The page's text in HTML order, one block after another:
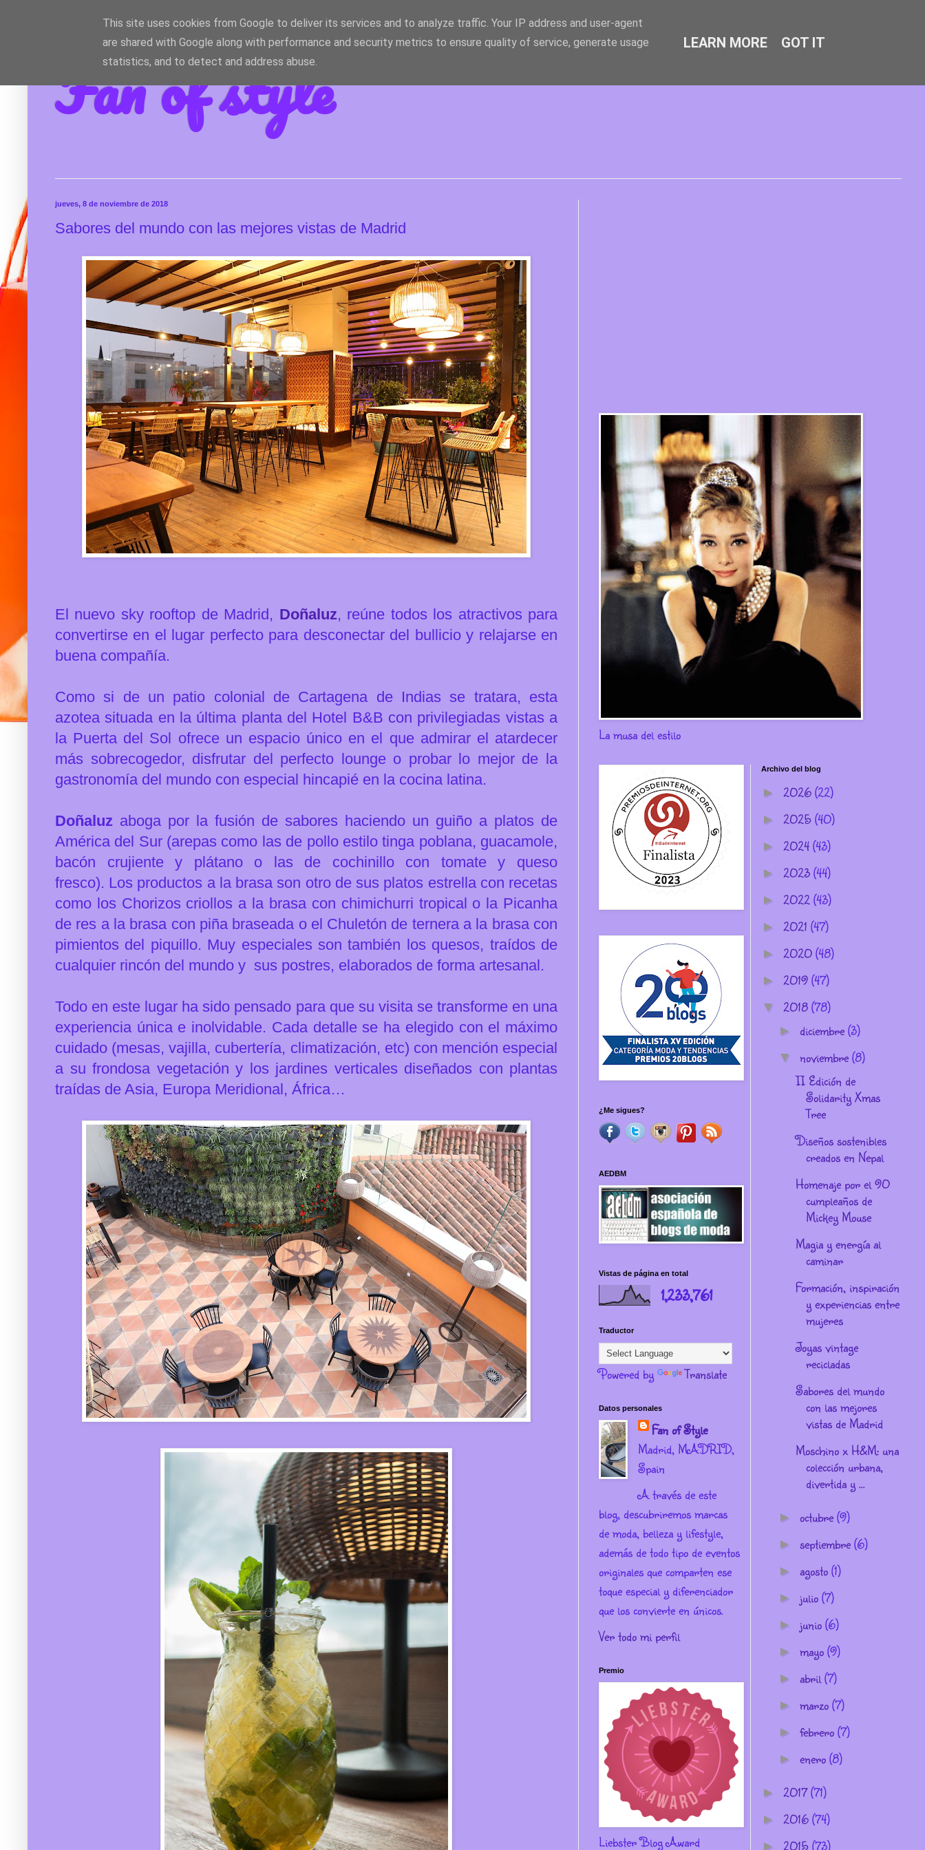
Fan of style
jueves, 8 de noviembre de 2018
Sabores del mundo con las mejores vistas de Madrid
El nuevo sky rooftop de Madrid, Doñaluz, reúne todos los atractivos para
convertirse en el lugar perfecto para desconectar del bullicio y relajarse en
buena compañía.
Como si de un patio colonial de Cartagena de Indias se tratara, esta
azoteasituada en la última planta del Hotel B&B con privilegiadas vistas a
la Puerta del Sol ofrece un espacio único en el que admirar el atardecer
más sobrecogedor, disfrutar del perfecto lounge o probar lo mejor de la
gastronomía del mundo con especial hincapié en la cocina latina.
Doñaluz aboga por la fusión de sabores haciendo un guiño a platos de
América del Sur (arepas como las de pollo estilo tinga poblana, guacamole,
bacón crujiente y plátano o las de cochinillo con tomate y queso
fresco). Los productos a la brasa son otro de sus platos estrella con recetas
como los Chorizos criollos a la brasa con chimichurri tropical o la Picanha
de res a la brasa con piña braseada o el Chuletón de ternera a la brasa con
pimientos del piquillo. Muy especiales son también los quesos, traídos de
cualquier rincón del mundo y sus postres, elaborados de forma artesanal.
Todo en este lugar ha sido pensado para que su visita se transforme en una
experiencia única e inolvidable. Cada detalle se ha elegido con el máximo
cuidado (mesas, vajilla, cubertería, climatización, etc) con mención especial
a su frondosa vegetación y los jardines verticales diseñados con plantas
traídas de Asia, Europa Meridional, África…
La musa del estilo
¿Me sigues?
AEDBM
Vistas de página en total
1,233,761
Traductor
Powered by Translate
Datos personales
Fan of Style
Madrid, MADRID,
Spain
A través de este
blog, descubriremos marcas
de moda, belleza y lifestyle,
además de todo tipo de eventos
originales que comparten ese
toque especial y diferenciador
que los convierte en únicos.
Ver todo mi perfil
Premio
Liebster Blog Award
Archivo del blog
► 2026(22)
► 2025(40)
► 2024(43)
► 2023(44)
► 2022(43)
► 2021 (47)
► 2020(48)
► 2019(47)
▼ 2018(78)
► diciembre(3)
▼ noviembre(8)
II Edición de
Solidarity Xmas
Tree
Diseños sostenibles
creados en Nepal
Homenaje por el 90
cumpleaños de
Mickey Mouse
Magia y energía al
caminar
Formación, inspiración
y experiencias entre
mujeres
Joyas vintage
recicladas
Sabores del mundo
con las mejores
vistas de Madrid
Moschino x H&M: una
colección urbana,
divertida y ...
► octubre(9)
► septiembre(6)
► agosto(1)
► julio(7)
► junio(6)
► mayo(9)
► abril(7)
► marzo(7)
► febrero(7)
► enero(8)
► 2017(71)
► 2016(74)
► 2015(73)
This site uses cookies from Google to deliver its services and to analyze traffic. Your IP address and user-agent
are shared with Google along with performance and security metrics to ensure quality of service, generate usage
statistics, and to detect and address abuse.
LEARN MORE GOT IT